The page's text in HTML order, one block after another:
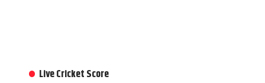
Live Cricket Score